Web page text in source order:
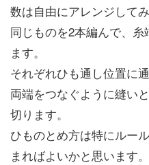
数は自由にアレンジして
同じものを2本編んで、
ます。
それぞれひも通し位置に
両端をつなぐように縫い
切ります。
ひものとめ方は特にルー
まればよいかと思います